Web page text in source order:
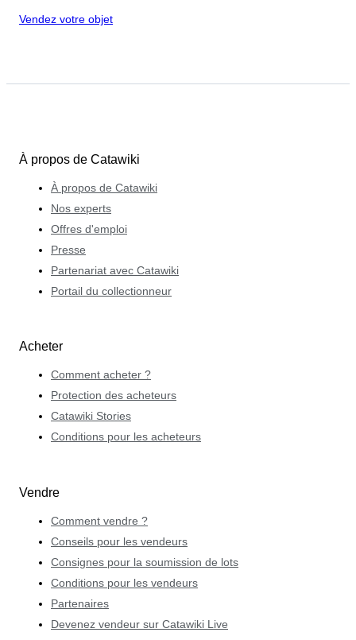
Vendez votre objet
À propos de Catawiki
À propos de Catawiki
Nos experts
Offres d'emploi
Presse
Partenariat avec Catawiki
Portail du collectionneur
Acheter
Comment acheter ?
Protection des acheteurs
Catawiki Stories
Conditions pour les acheteurs
Vendre
Comment vendre ?
Conseils pour les vendeurs
Consignes pour la soumission de lots
Conditions pour les vendeurs
Partenaires
Devenez vendeur sur Catawiki Live